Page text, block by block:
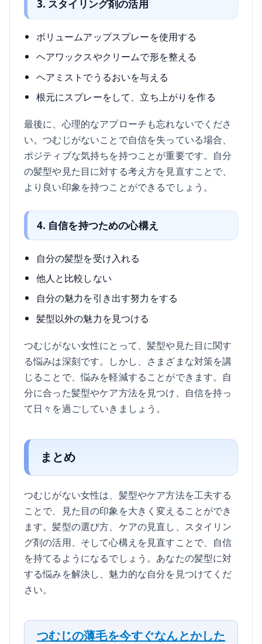
3. スタイリング剤の活用
ボリュームアップスプレーを使用する
ヘアワックスやクリームで形を整える
ヘアミストでうるおいを与える
根元にスプレーをして、立ち上がりを作る
最後に、心理的なアプローチも忘れないでくださ
い。つむじがないことで自信を失っている場合、
ポジティブな気持ちを持つことが重要です。自分
の髪型や見た目に対する考え方を見直すことで、
より良い印象を持つことができるでしょう。
4. 自信を持つための心構え
自分の髪型を受け入れる
他人と比較しない
自分の魅力を引き出す努力をする
髪型以外の魅力を見つける
つむじがない女性にとって、髪型や見た目に関す
る悩みは深刻です。しかし、さまざまな対策を講
じることで、悩みを軽減することができます。自
分に合った髪型やケア方法を見つけ、自信を持っ
て日々を過ごしていきましょう。
まとめ
つむじがない女性は、髪型やケア方法を工夫する
ことで、見た目の印象を大きく変えることができ
ます。髪型の選び方、ケアの見直し、スタイリン
グ剤の活用、そして心構えを見直すことで、自信
を持てるようになるでしょう。あなたの髪型に対
する悩みを解決し、魅力的な自分を見つけてくだ
さい。
つむじの薄毛を今すぐなんとかした